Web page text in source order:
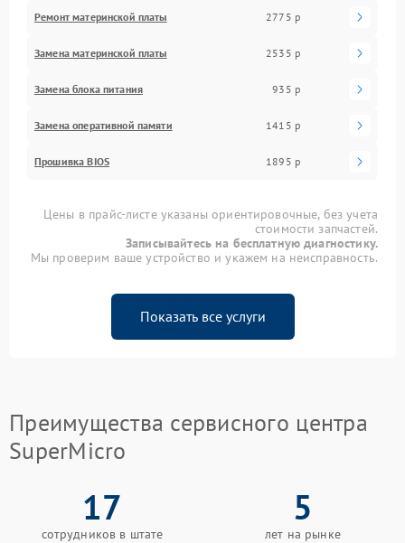
Ремонт материнской платы 2775 р
Замена материнской платы 2535 р
Замена блока питания 935 р
Замена оперативной памяти 1415 р
Прошивка BIOS 1895 р
Цены в прайс-листе указаны ориентировочные, без учета
стоимости запчастей.
Записывайтесь на бесплатную диагностику.
Мы проверим ваше устройство и укажем на неисправность.
Показать все услуги
Преимущества сервисного центра
SuperMicro
17
сотрудников в штате
5
лет на рынке